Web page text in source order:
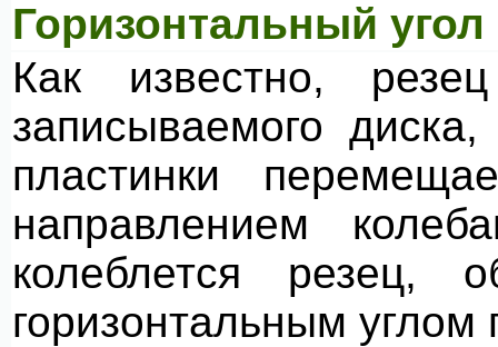
Горизонтальный
Как известно,
записываемого
пластинки
направлением
колеблется резец,
горизонтальным углом